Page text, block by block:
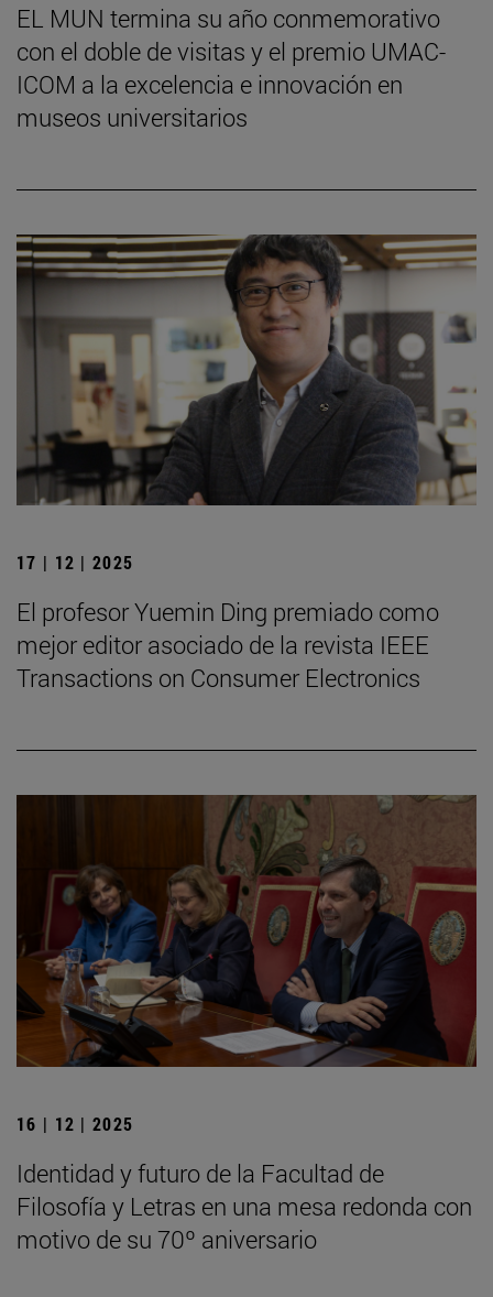
EL MUN termina su año conmemorativo
con el doble de visitas y el premio UMAC-
ICOM a la excelencia e innovación en
museos universitarios
17 | 12 | 2025
El profesor Yuemin Ding premiado como
mejor editor asociado de la revista IEEE
Transactions on Consumer Electronics
16 | 12 | 2025
Identidad y futuro de la Facultad de
Filosofía y Letras en una mesa redonda con
motivo de su 70º aniversario